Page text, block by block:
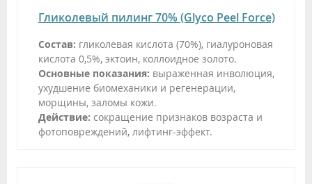
Гликолевый пилинг 70% (Glyco Peel Force)
Состав: гликолевая кислота (70%), гиалуроновая
кислота 0,5%, эктоин, коллоидное золото.
Основные показания: выраженная инволюция,
ухудшение биомеханики и регенерации,
морщины, заломы кожи.
Действие: сокращение признаков возраста и
фотоповреждений, лифтинг-эффект.